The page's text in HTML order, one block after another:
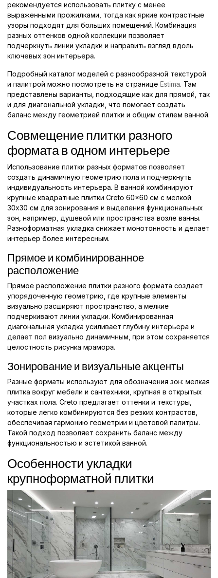
рекомендуется использовать плитку с менее
выраженными прожилками, тогда как яркие контрастные
узоры подходят для больших помещений. Комбинация
разных оттенков одной коллекции позволяет
подчеркнуть линии укладки и направить взгляд вдоль
ключевых зон интерьера.
Подробный каталог моделей с разнообразной текстурой
и палитрой можно посмотреть на странице Estima. Там
представлены варианты, подходящие как для прямой, так
и для диагональной укладки, что помогает создать
баланс между геометрией плитки и общим стилем ванной.
Совмещение плитки разного
формата в одном интерьере
Использование плитки разных форматов позволяет
создать динамичную геометрию пола и подчеркнуть
индивидуальность интерьера. В ванной комбинируют
крупные квадратные плитки Creto 60x60 см с мелкой
30x30 см для зонирования и выделения функциональных
зон, например, душевой или пространства возле ванны.
Разноформатная укладка снижает монотонность и делает
интерьер более интересным.
Прямое и комбинированное
расположение
Прямое расположение плитки разного формата создает
упорядоченную геометрию, где крупные элементы
визуально расширяют пространство, а мелкие
подчеркивают линии укладки. Комбинированная
диагональная укладка усиливает глубину интерьера и
делает пол визуально динамичным, при этом сохраняется
целостность рисунка мрамора.
Зонирование и визуальные акценты
Разные форматы используют для обозначения зон: мелкая
плитка вокруг мебели и сантехники, крупная в открытых
участках пола. Creto предлагает оттенки и текстуры,
которые легко комбинируются без резких контрастов,
обеспечивая гармонию геометрии и цветовой палитры.
Такой подход позволяет сохранить баланс между
функциональностью и эстетикой ванной.
Особенности укладки
крупноформатной плитки